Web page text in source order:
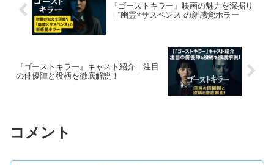
『ゴーストキラー』映画の魅力を深掘り
｜“幽霊×サスペンス”の新感覚ホラー
『ゴーストキラー』キャスト紹介｜注目
の俳優陣と役柄を徹底解説！
コメント